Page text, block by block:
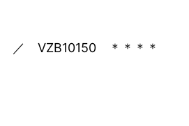
／ VZB10150 ＊＊＊＊